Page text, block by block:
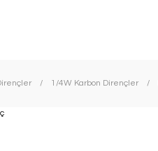
1/4W Karbon Dirençler